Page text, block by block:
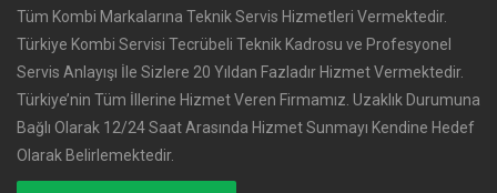
Tüm Kombi Markalarına Teknik Servis Hizmetleri Vermektedir.
Türkiye Kombi Servisi Tecrübeli Teknik Kadrosu ve Profesyonel
Servis Anlayışı İle Sizlere 20 Yıldan Fazladır Hizmet Vermektedir.
Türkiye’nin Tüm İllerine Hizmet Veren Firmamız. Uzaklık Durumuna
Bağlı Olarak 12/24 Saat Arasında Hizmet Sunmayı Kendine Hedef
Olarak Belirlemektedir.